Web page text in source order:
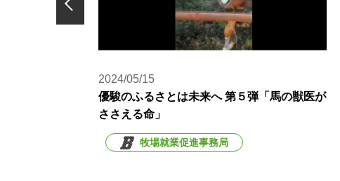
2024/05/15
優駿のふるさとは未来へ 第５弾「馬の獣医が
ささえる命」
牧場就業促進事務局